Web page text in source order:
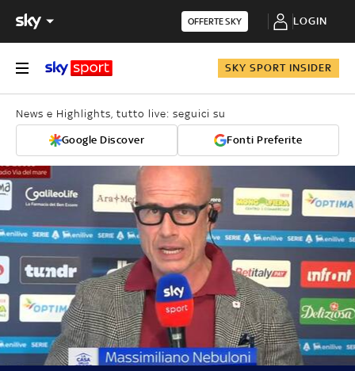
OFFERTE SKY LOGIN
SKY SPORT INSIDER
News e Highlights, tutto live: seguici su
Google Discover Fonti Preferite